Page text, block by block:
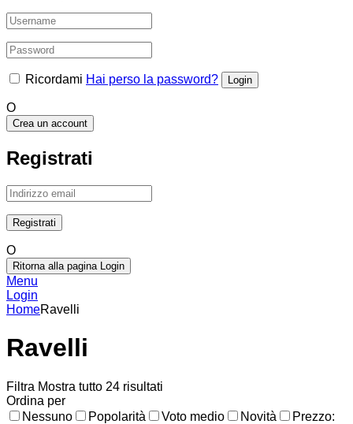
Ricordami Hai perso la password?
O
Crea un account
Registrati
O
Ritorna alla pagina Login
Menu
Login
HomeRavelli
Ravelli
Filtra Mostra tutto 24 risultati
Ordina per
Nessuno
Popolarità Voto medio Novità
Prezzo: